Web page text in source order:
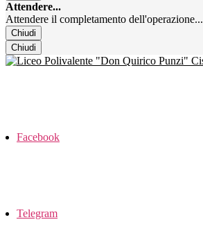
Attendere...
Attendere il completamento dell'operazione...
Chiudi
Chiudi
Facebook
Telegram